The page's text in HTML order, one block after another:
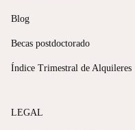
Blog
Becas postdoctorado
Índice Trimestral de Alquileres
LEGAL